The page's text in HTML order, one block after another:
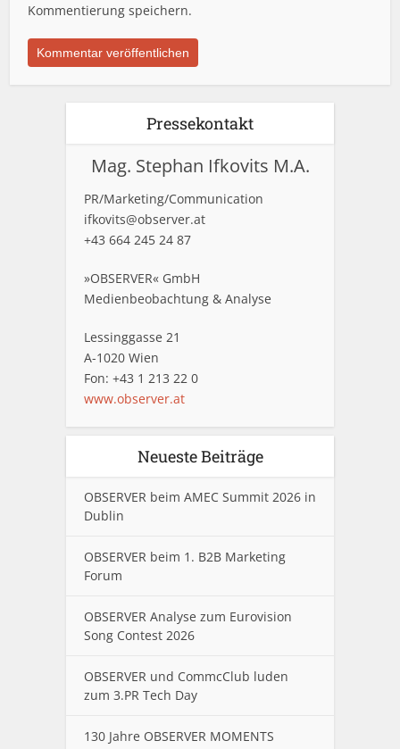
Kommentierung speichern.
Pressekontakt
Mag. Stephan Ifkovits M.A.
PR/Marketing/Communication
ifkovits@observer.at
+43 664 245 24 87
»OBSERVER« GmbH
Medienbeobachtung & Analyse
Lessinggasse 21
A-1020 Wien
Fon: +43 1 213 22 0
www.observer.at
Neueste Beiträge
OBSERVER beim AMEC Summit 2026 in
Dublin
OBSERVER beim 1. B2B Marketing
Forum
OBSERVER Analyse zum Eurovision
Song Contest 2026
OBSERVER und CommcClub luden
zum 3.PR Tech Day
130 Jahre OBSERVER MOMENTS